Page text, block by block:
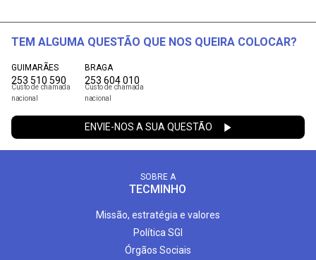
TEM ALGUMA QUESTÃO QUE NOS QUEIRA COLOCAR?
GUIMARÃES
253 510 590
Custo de chamada
nacional
BRAGA
253 604 010
Custo de chamada
nacional
ENVIE-NOS A SUA QUESTÃO
SOBRE A
TECMINHO
Missão, estratégia e valores
Política SGI
Órgãos Sociais